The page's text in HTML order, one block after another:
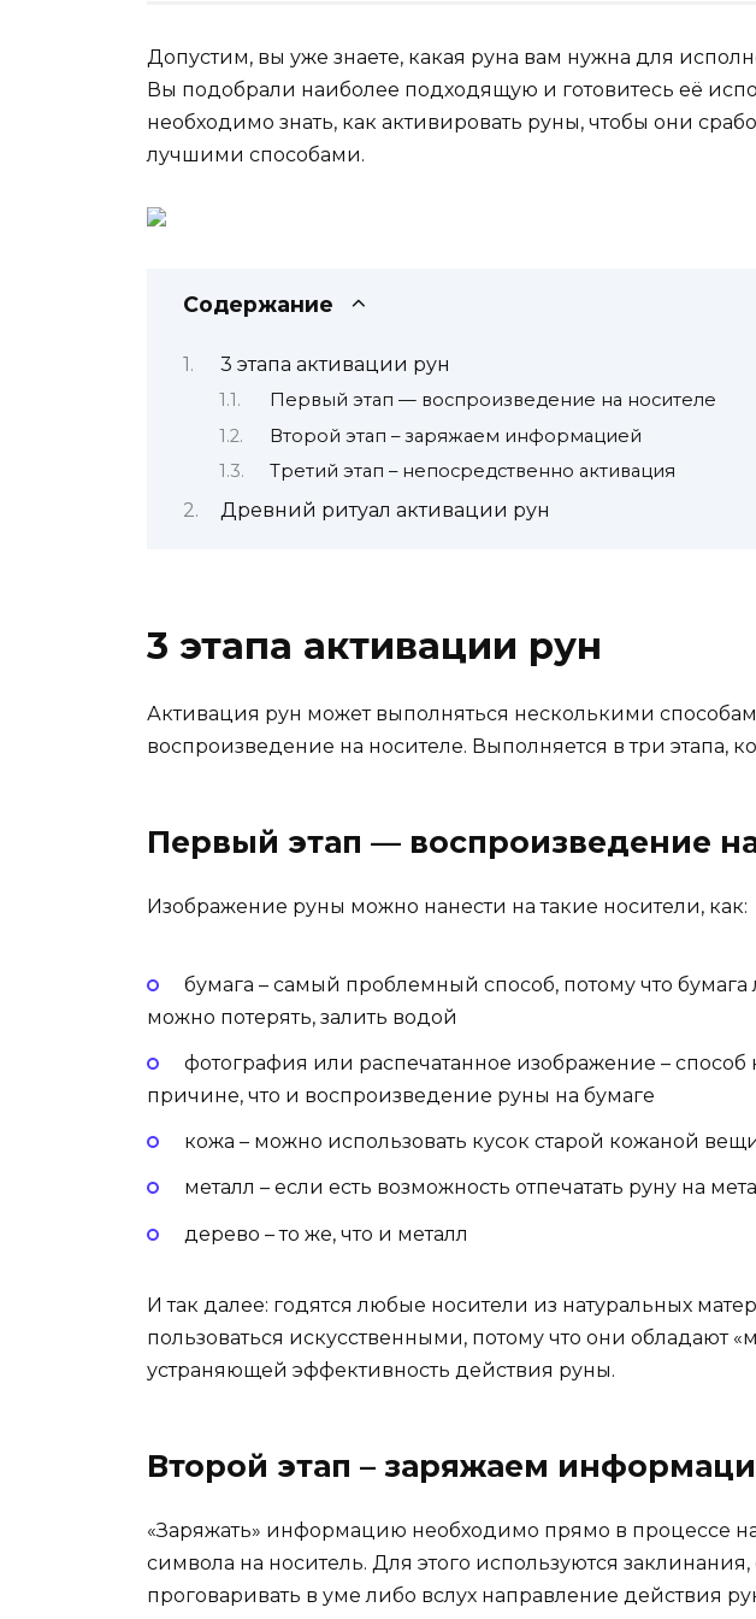
Допустим, вы уже знаете, какая руна вам нужна для
Вы подобрали наиболее подходящую и готовитесь её
необходимо знать, как активировать руны, чтобы они
лучшими способами.
Содержание
3 этапа активации рун
Первый этап — воспроизведение на носителе
Второй этап – заряжаем информацией
Третий этап – непосредственно активация
Древний ритуал активации рун
3 этапа активации рун
Активация рун может выполняться несколькими
воспроизведение на носителе. Выполняется в три этапа,
Первый этап — воспроизведение
Изображение руны можно нанести на такие носители, как:
бумага – самый проблемный способ, потому что бумага
можно потерять, залить водой
фотография или распечатанное изображение –
причине, что и воспроизведение руны на бумаге
кожа – можно использовать кусок старой кожаной
металл – если есть возможность отпечатать руну на
дерево – то же, что и металл
И так далее: годятся любые носители из натуральных
пользоваться искусственными, потому что они обладают
устраняющей эффективность действия руны.
Второй этап – заряжаем
«Заряжать» информацию необходимо прямо в процессе
символа на носитель. Для этого используются
проговаривать в уме либо вслух направление действия